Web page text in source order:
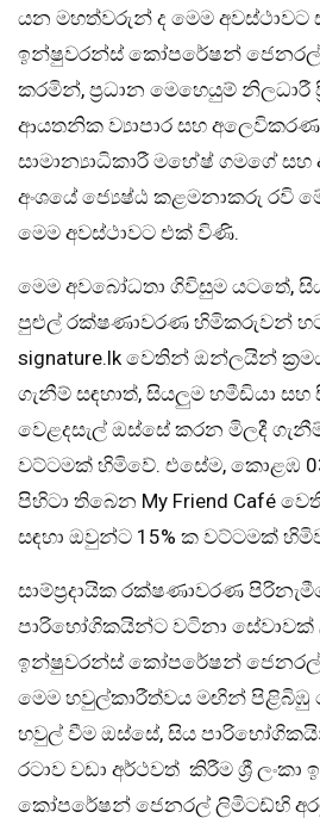
යන මහත්වරුන් ද මෙම අවස්ථාවට
ඉන්ෂුවරන්ස් කෝපරේෂන්
කරමින්, ප්‍රධාන මෙහෙයුම් නිලධාරී
ආයතනික ව්‍යාපාර සහ
සාමාන්‍යාධිකාරී මහේෂ් ගමගේ
අංශයේ ජ්‍යෙෂ්ඨ කළමනාකරු රවි
මෙම අවස්ථාවට එක් විණි.
මෙම අවබෝධතා ගිවිසුම යටතේ,
පුළුල් රක්ෂණාවරණ හිමිකරුවන් හට
signature.lk වෙතින් ඔන්ලයින්
ගැනීම් සඳහාත්, සියලුම හමීඩියා සහ
වෙළදසැල් ඔස්සේ කරන මිලදී
වට්ටමක් හිමිවේ. එසේම, කොළඹ
පිහිටා තිබෙන My Friend Café
සඳහා ඔවුන්ට 15% ක වට්ටමක්
සාම්ප්‍රදායික රක්ෂණාවරණ
පාරිභෝගිකයින්ට වටිනා සේවාවක්
ඉන්ෂුවරන්ස් කෝපරේෂන් ජෙනරල්
මෙම හවුල්කාරීත්වය මඟින් පිළිබිඹු
හවුල් වීම ඔස්සේ, සිය
රටාව වඩා අර්ථවත් කිරීම ශ්‍රී
කෝපරේෂන් ජෙනරල් ලිමිටඩ්හි